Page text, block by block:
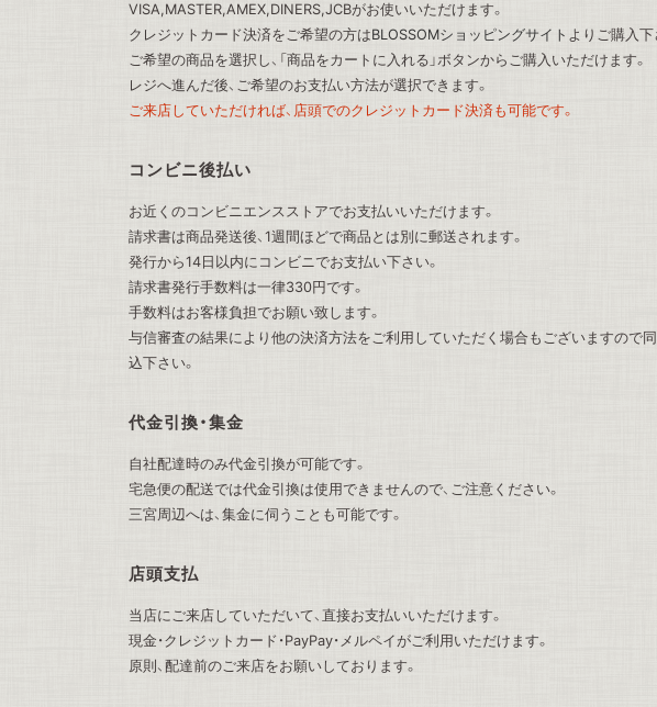
VISA,MASTER,AMEX,DINERS,JCBがお使いいただけます。
クレジットカード決済をご希望の方はBLOSSOMショッピングサイト よりご購入下
ご希望の商品を選択し、「商品をカートに入れる」ボタンからご購入いただけます。
レジへ進んだ後、ご希望のお支払い方法が選択できます。
ご来店していただければ、店頭でのクレジットカード決済も可能です。
コンビニ後払い
お近くのコンビニエンスストアでお支払いいただけます。
請求書は商品発送後、1週間ほどで商品とは別に郵送されます。
発行から14日以内にコンビニでお支払い下さい。
請求書発行手数料は一律330円です。
手数料はお客様負担でお願い致します。
与信審査の結果により他の決済方法をご利用していただく場合もございますので
込下さい。
代金引換・集金
自社配達時のみ代金引換が可能です。
宅急便の配送では代金引換は使用できませんので、ご注意ください。
三宮周辺へは、集金に伺うことも可能です。
店頭支払
当店にご来店していただいて、直接お支払いいただけます。
現金・クレジットカード・PayPay・メルペイがご利用いただけます。
原則、配達前のご来店をお願いしております。